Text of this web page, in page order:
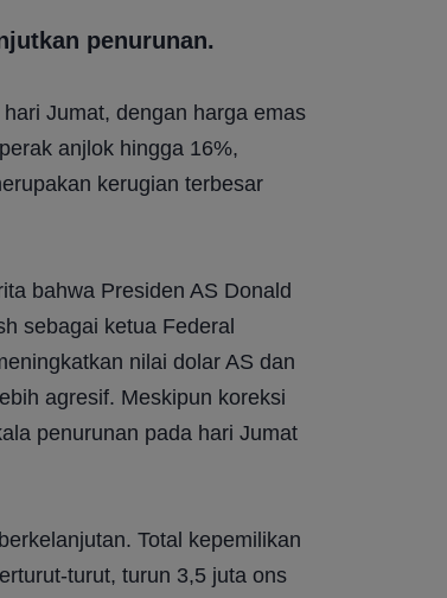
penurunan.
Jumat, dengan harga emas
anjlok hingga 16%,
kerugian terbesar
bahwa Presiden AS Donald
sebagai ketua Federal
nilai dolar AS dan
agresif. Meskipun koreksi
penurunan pada hari Jumat
Total kepemilikan
turut, turun 3,5 juta ons